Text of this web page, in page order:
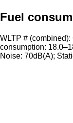
Fuel
WLTP # (combined):
consumption:
Noise: 70dB(A);